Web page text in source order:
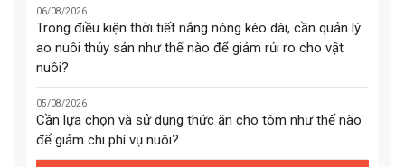
06/08/2026
Trong điều kiện thời tiết nắng nóng kéo dài, cần quản lý
ao nuôi thủy sản như thế nào để giảm rủi ro cho vật
nuôi?
05/08/2026
Cần lựa chọn và sử dụng thức ăn cho tôm như thế nào
để giảm chi phí vụ nuôi?